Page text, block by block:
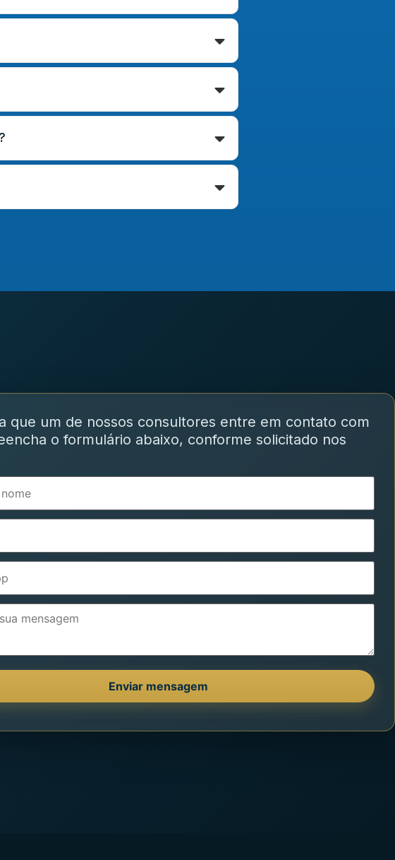
que um de nossos consultores entre em contato com
o formulário abaixo, conforme solicitado nos